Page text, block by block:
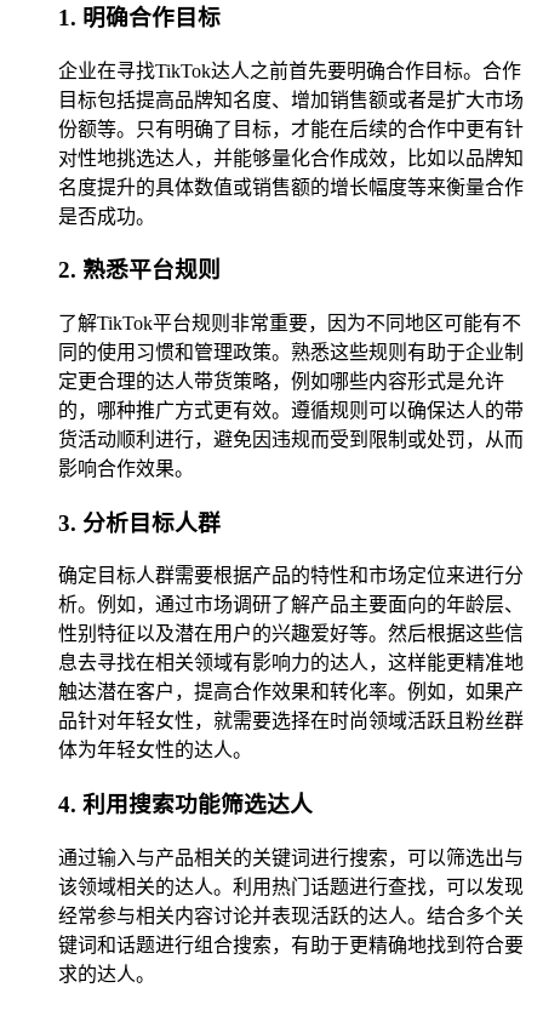
1. 明确合作目标
企业在寻找TikTok达人之前首先要明确合作目标。合作
目标包括提高品牌知名度、增加销售额或者是扩大市场
份额等。只有明确了目标，才能在后续的合作中更有针
对性地挑选达人，并能够量化合作成效，比如以品牌知
名度提升的具体数值或销售额的增长幅度等来衡量合作
是否成功。
2. 熟悉平台规则
了解TikTok平台规则非常重要，因为不同地区可能有不
同的使用习惯和管理政策。熟悉这些规则有助于企业制
定更合理的达人带货策略，例如哪些内容形式是允许
的，哪种推广方式更有效。遵循规则可以确保达人的带
货活动顺利进行，避免因违规而受到限制或处罚，从而
影响合作效果。
3. 分析目标人群
确定目标人群需要根据产品的特性和市场定位来进行分
析。例如，通过市场调研了解产品主要面向的年龄层、
性别特征以及潜在用户的兴趣爱好等。然后根据这些信
息去寻找在相关领域有影响力的达人，这样能更精准地
触达潜在客户，提高合作效果和转化率。例如，如果产
品针对年轻女性，就需要选择在时尚领域活跃且粉丝群
体为年轻女性的达人。
4. 利用搜索功能筛选达人
通过输入与产品相关的关键词进行搜索，可以筛选出与
该领域相关的达人。利用热门话题进行查找，可以发现
经常参与相关内容讨论并表现活跃的达人。结合多个关
键词和话题进行组合搜索，有助于更精确地找到符合要
求的达人。